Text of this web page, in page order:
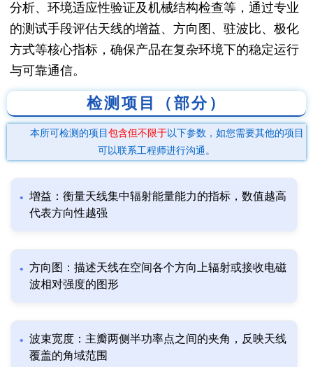
分析、环境适应性验证及机械结构检查等，通过专业
的测试手段评估天线的增益、方向图、驻波比、极化
方式等核心指标，确保产品在复杂环境下的稳定运行
与可靠通信。
检测项目（部分）
本所可检测的项目 包含但不限于以下参数，如您需要其他的项目
可以联系工程师进行沟通。
增益：衡量天线集中辐射能量能力的指标，数值越高
代表方向性越强
方向图：描述天线在空间各个方向上辐射或接收电磁
波相对强度的图形
波束宽度：主瓣两侧半功率点之间的夹角，反映天线
覆盖的角域范围